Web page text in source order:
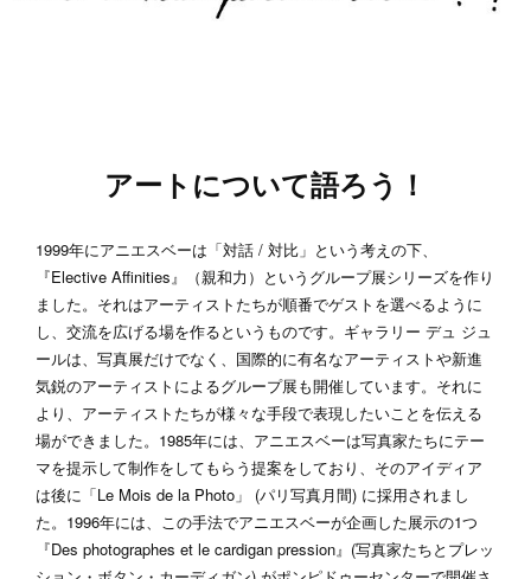
アートについて語ろう！
1999年にアニエスベーは「対話 / 対比」という考えの下、
『Elective Affinities』（親和力）というグループ展シリーズを作り
ました。それはアーティストたちが順番でゲストを選べるように
し、交流を広げる場を作るというものです。ギャラリー デュ ジュ
ールは、写真展だけでなく、国際的に有名なアーティストや新進
気鋭のアーティストによるグループ展も開催しています。それに
より、アーティストたちが様々な手段で表現したいことを伝える
場ができました。1985年には、アニエスベーは写真家たちにテー
マを提示して制作をしてもらう提案をしており、そのアイディア
は後に「Le Mois de la Photo」 (パリ写真月間) に採用されまし
た。1996年には、この手法でアニエスベーが企画した展示の1つ
『Des photographes et le cardigan pression』(写真家たちとプレッ